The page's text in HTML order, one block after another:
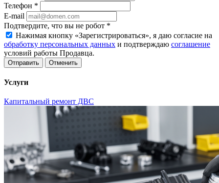
Телефон *
E-mail
Подтвердите, что вы не робот *
Нажимая кнопку «Зарегистрироваться», я даю согласие на
обработку персональных данных и подтверждаю соглашение
условий работы Продавца.
Отменить
Услуги
Капитальный ремонт ДВС